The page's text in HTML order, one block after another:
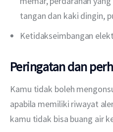
tangan dan kaki dingin,
Ketidakseimbangan
Peringatan dan
Kamu tidak boleh
apabila memiliki riwayat
kamu tidak bisa buang air